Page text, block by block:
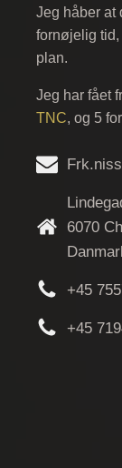
Jeg håber at
fornøjelig tid,
plan.
Jeg har fået
TNC, og 5
6070
+45
+45